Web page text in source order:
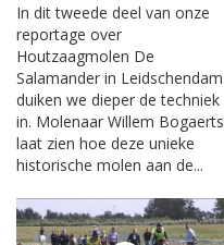
In dit tweede deel van onze
reportage over
Houtzaagmolen De
Salamander in Leidschendam
duiken we dieper de techniek
in. Molenaar Willem Bogaerts
laat zien hoe deze unieke
historische molen aan de...